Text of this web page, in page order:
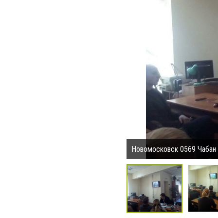
Новомосковск 0569 Чабан